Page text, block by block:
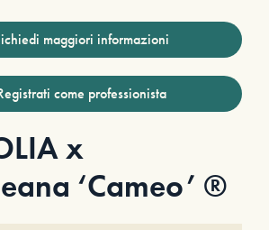
maggiori informazioni
come professionista
x
‘Cameo’ ®